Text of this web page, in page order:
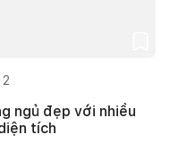
2
ngủ đẹp với nhiều
tích